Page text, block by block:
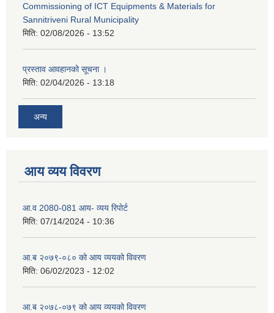
Commissioning of ICT Equipments & Materials for
Sannitriveni Rural Municipality
मिति: 02/08/2026 - 13:52
प्रस्ताव आवहानको सूचना ।
मिति: 02/04/2026 - 13:18
अन्य
आय व्यय विवरण
आ.व 2080-081 आय- व्यय रिपोर्ट
मिति: 07/14/2024 - 10:36
आ.ब २०७९-०८० को आय व्ययको विवरण
मिति: 06/02/2023 - 12:02
आ.ब २०७८-०७९ को आय व्ययको विवरण